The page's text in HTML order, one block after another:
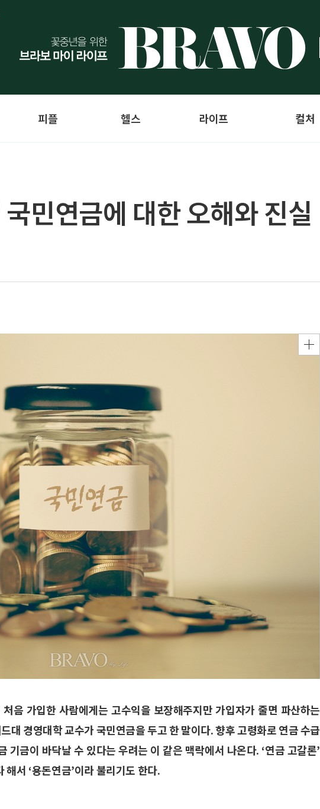
피플 헬스 라이프 컬처
국민연금에 대한 오해와 진실
음 가입한 사람에게는 고수익을 보장해주지만 가입자가 줄면 파산하는
대 경영대학 교수가 국민연금을 두고 한 말이다. 향후 고령화로 연금 수급
기금이 바닥날 수 있다는 우려는 이 같은 맥락에서 나온다. ‘연금 고갈론’
서 ‘용돈연금’이라 불리기도 한다.